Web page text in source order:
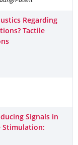
Regarding
Tactile
Signals in
Stimulation: